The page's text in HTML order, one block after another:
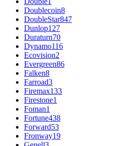
Doublecoin8
DoubleStar847
Dunlop127
Duraturn70
Dynamo116
Ecovision2
Evergreen86
Falken8
Farroad3
Firemax133
Firestone1
Foman1
Fortune438
Forward53
Fronway19